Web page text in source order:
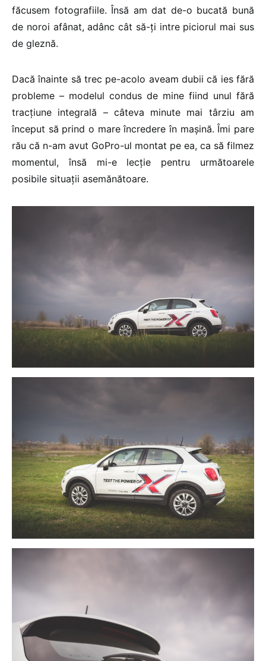
făcusem fotografiile. Însă am dat de-o bucată bună
de noroi afânat, adânc cât să-ți intre piciorul mai sus
de gleznă.
Dacă înainte să trec pe-acolo aveam dubii că ies fără
probleme – modelul condus de mine fiind unul fără
tracțiune integrală – câteva minute mai târziu am
început să prind o mare încredere în mașină. Îmi pare
rău că n-am avut GoPro-ul montat pe ea, ca să filmez
momentul, însă mi-e lecție pentru următoarele
posibile situații asemănătoare.